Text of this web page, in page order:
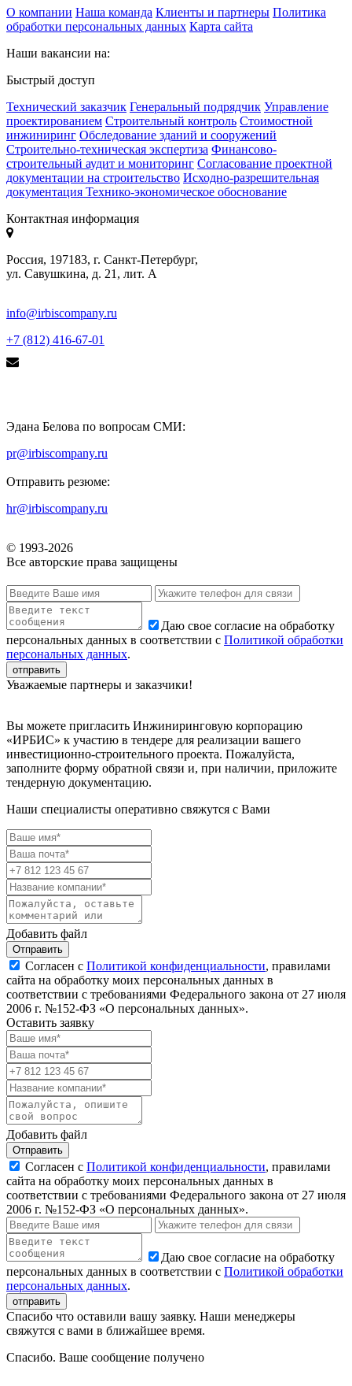
О компании Наша команда Клиенты и партнеры Политика
обработки персональных данных Карта сайта
Наши вакансии на:
Быстрый доступ
Технический заказчик Генеральный подрядчик Управление
проектированием Строительный контроль Стоимостной
инжиниринг Обследование зданий и сооружений
Строительно-техническая экспертиза Финансово-
строительный аудит и мониторинг Согласование проектной
документации на строительство Исходно-разрешительная
документация Технико-экономическое обоснование
Контактная информация
Россия, 197183, г. Санкт-Петербург,
ул. Савушкина, д. 21, лит. А
info@irbiscompany.ru
+7 (812) 416-67-01
Эдана Белова по вопросам СМИ:
pr@irbiscompany.ru
Отправить резюме:
hr@irbiscompany.ru
© 1993-2026
Все авторские права защищены
Даю свое согласие на обработку
персональных данных в соответствии с Политикой обработки
персональных данных.
Уважаемые партнеры и заказчики!
Вы можете пригласить Инжиниринговую корпорацию
«ИРБИС» к участию в тендере для реализации вашего
инвестиционно-строительного проекта. Пожалуйста,
заполните форму обратной связи и, при наличии, приложите
тендерную документацию.
Наши специалисты оперативно свяжутся с Вами
Добавить файл
Отправить
Согласен с Политикой конфиденциальности, правилами
сайта на обработку моих персональных данных в
соответствии с требованиями Федерального закона от 27 июля
2006 г. №152-ФЗ «О персональных данных».
Оставить заявку
Добавить файл
Отправить
Согласен с Политикой конфиденциальности, правилами
сайта на обработку моих персональных данных в
соответствии с требованиями Федерального закона от 27 июля
2006 г. №152-ФЗ «О персональных данных».
Даю свое согласие на обработку
персональных данных в соответствии с Политикой обработки
персональных данных.
Спасибо что оставили вашу заявку. Наши менеджеры
свяжутся с вами в ближайшее время.
Спасибо. Ваше сообщение получено